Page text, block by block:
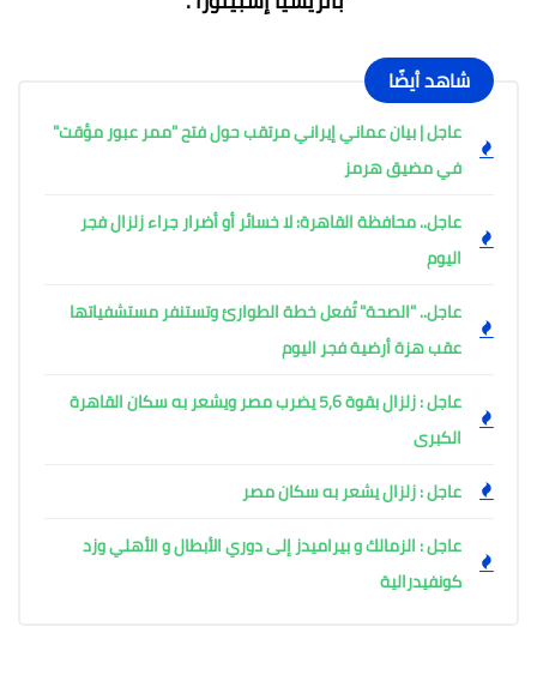
شاهد أيضًا
عاجل | بيان عماني إيراني مرتقب حول فتح "ممر عبور مؤقت"
في مضيق هرمز
عاجل.. محافظة القاهرة: لا خسائر أو أضرار جراء زلزال فجر
اليوم
عاجل.. "الصحة" تُفعل خطة الطوارئ وتستنفر مستشفياتها
عقب هزة أرضية فجر اليوم ​
عاجل : زلزال بقوة 5,6 يضرب مصر ويشعر به سكان القاهرة
الكبرى
عاجل : زلزال يشعر به سكان مصر
عاجل : الزمالك و بيراميدز إلى دوري الأبطال و الأهلي وزد
كونفيدرالية